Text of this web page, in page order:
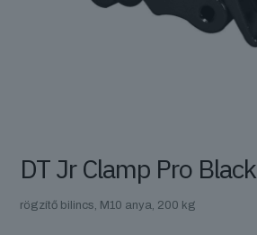
DT Jr Clamp Pro Black
rögzítő bilincs, M10 anya, 200 kg